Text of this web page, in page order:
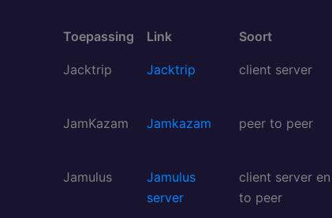
Toepassing Link Soort
Jacktrip Jacktrip client server
JamKazam Jamkazam peer to peer
Jamulus
Jamulus
server
client server
to peer